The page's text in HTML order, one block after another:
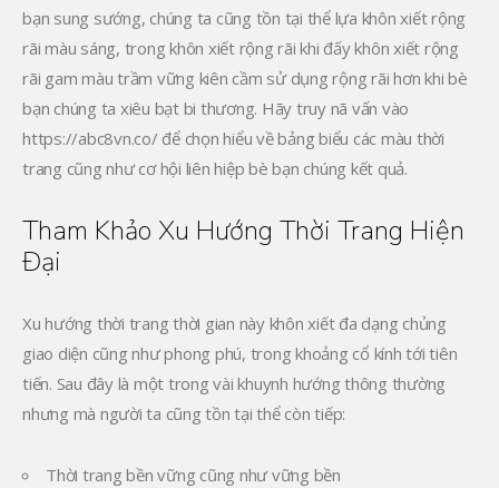
bạn sung sướng, chúng ta cũng tồn tại thể lựa khôn xiết rộng
rãi màu sáng, trong khôn xiết rộng rãi khi đấy khôn xiết rộng
rãi gam màu trầm vững kiên cầm sử dụng rộng rãi hơn khi bè
bạn chúng ta xiêu bạt bi thương. Hãy truy nã vấn vào
https://abc8vn.co/ để chọn hiểu về bảng biểu các màu thời
trang cũng như cơ hội liên hiệp bè bạn chúng kết quả.
Tham Khảo Xu Hướng Thời Trang Hiện
Đại
Xu hướng thời trang thời gian này khôn xiết đa dạng chủng
giao diện cũng như phong phú, trong khoảng cổ kính tới tiên
tiến. Sau đây là một trong vài khuynh hướng thông thường
nhưng mà người ta cũng tồn tại thể còn tiếp:
Thời trang bền vững cũng như vững bền